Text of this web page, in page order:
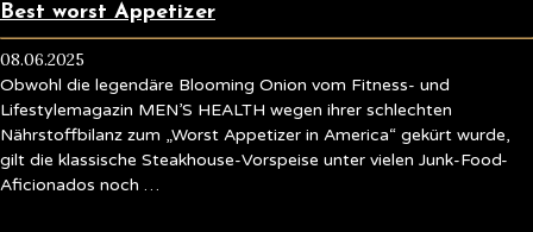
Best worst Appetizer
08.06.2025
Obwohl die legendäre Blooming Onion vom Fitness- und
Lifestylemagazin MEN’S HEALTH wegen ihrer schlechten
Nährstoffbilanz zum „Worst Appetizer in America“ gekürt wurde,
gilt die klassische Steakhouse-Vorspeise unter vielen Junk-Food-
Aficionados noch …